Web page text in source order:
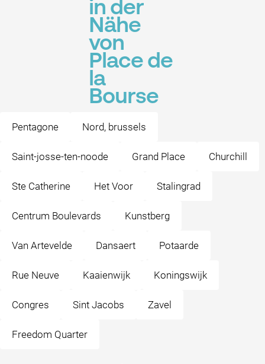
in der
Nähe
von
Place de
la
Bourse
Pentagone Nord, brussels
Saint-josse-ten-noode Grand Place Churchill
Ste Catherine Het Voor Stalingrad
Centrum Boulevards Kunstberg
Van Artevelde Dansaert Potaarde
Rue Neuve Kaaienwijk Koningswijk
Congres Sint Jacobs Zavel
Freedom Quarter